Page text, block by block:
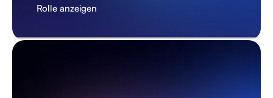
Rolle anzeigen